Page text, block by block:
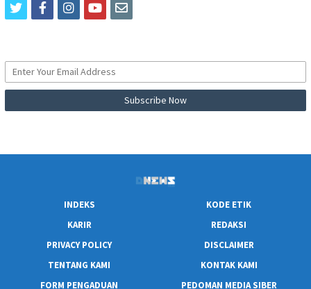
twitterfacebookinstagram
youtubeemail
INDEKS
KODE ETIK
KARIR
REDAKSI
PRIVACY POLICY
DISCLAIMER
TENTANG KAMI
KONTAK KAMI
FORM PENGADUAN
PEDOMAN MEDIA SIBER